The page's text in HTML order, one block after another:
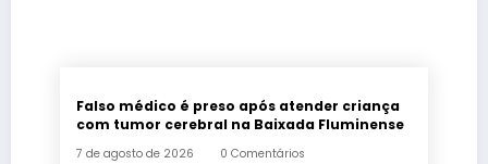
Falso médico é preso após atender criança
com tumor cerebral na Baixada Fluminense
7 de agosto de 2026 0 Comentários